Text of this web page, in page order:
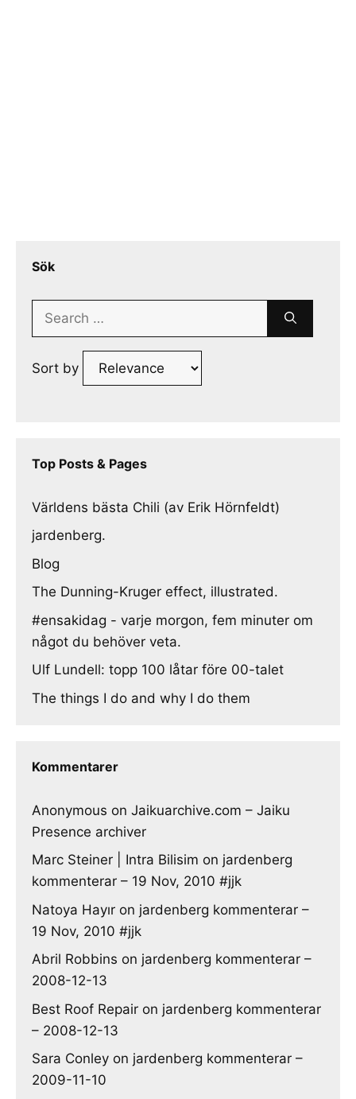
Sök
Search
Sort by
Top Posts & Pages
Världens bästa Chili (av Erik Hörnfeldt)
jardenberg.
Blog
The Dunning-Kruger effect, illustrated.
#ensakidag - varje morgon, fem minuter om
något du behöver veta.
Ulf Lundell: topp 100 låtar före 00-talet
The things I do and why I do them
Kommentarer
Anonymous on Jaikuarchive.com – Jaiku
Presence archiver
Marc Steiner | Intra Bilisim on jardenberg
kommenterar – 19 Nov, 2010 #jjk
Natoya Hayır on jardenberg kommenterar –
19 Nov, 2010 #jjk
Abril Robbins on jardenberg kommenterar –
2008-12-13
Best Roof Repair on jardenberg kommenterar
– 2008-12-13
Sara Conley on jardenberg kommenterar –
2009-11-10